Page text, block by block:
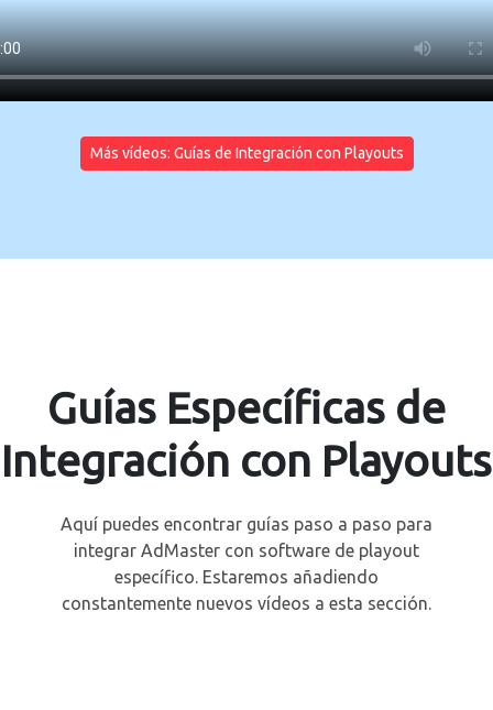
Más vídeos: Guías de Integración con Playouts
Guías Específicas de
Integración con Playouts
Aquí puedes encontrar guías paso a paso para
integrar AdMaster con software de playout
específico. Estaremos añadiendo
constantemente nuevos vídeos a esta sección.